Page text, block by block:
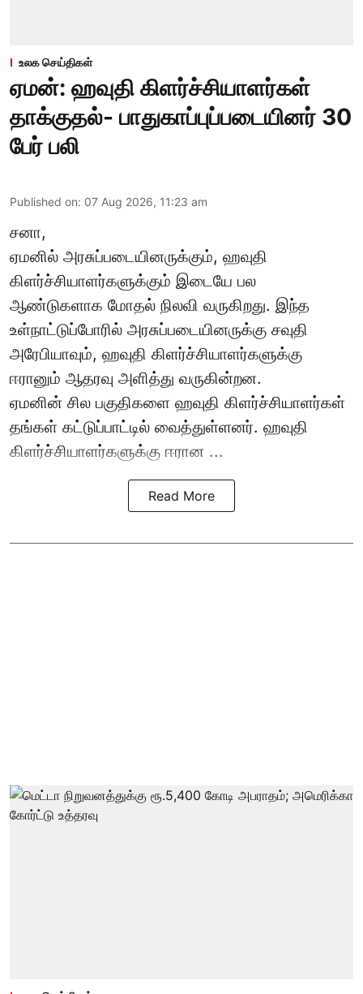
உலக செய்திகள்
ஏமன்: ஹவுதி கிளர்ச்சியாளர்கள்
தாக்குதல்- பாதுகாப்புப்படையினர் 30
பேர் பலி
Published on: 07 Aug 2026, 11:23 am
சனா,
ஏமனில் அரசுப்படையினருக்கும், ஹவுதி
கிளர்ச்சியாளர்களுக்கும் இடையே பல
ஆண்டுகளாக மோதல் நிலவி வருகிறது. இந்த
உள்நாட்டுப்போரில் அரசுப்படையினருக்கு சவுதி
அரேபியாவும், ஹவுதி கிளர்ச்சியாளர்களுக்கு
ஈரானும் ஆதரவு அளித்து வருகின்றன.
ஏமனின் சில பகுதிகளை ஹவுதி கிளர்ச்சியாளர்கள்
தங்கள் கட்டுப்பாட்டில் வைத்துள்ளனர். ஹவுதி
கிளர்ச்சியாளர்களுக்கு ஈரான ...
Read More